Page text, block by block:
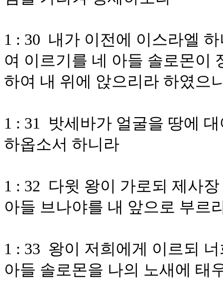
1 : 30 내가 이전에 이스라엘
여 이르기를 네 아들 솔로몬이
하여 내 위에 앉으리라 하였으
1 : 31 밧세바가 얼굴을 땅에
하옵소서 하니라
1 : 32 다윗 왕이 가로되 제사
아들 브나야를 내 앞으로 부르
1 : 33 왕이 저희에게 이르되
아들 솔로몬을 나의 노새에 태